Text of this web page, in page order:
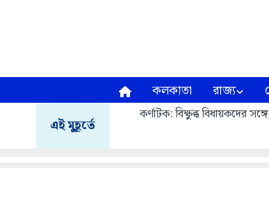
কলকাতা রাজ্য
এই মুহূর্তে
কর্ণাটক: বিক্ষুব্ধ বিধায়কদের